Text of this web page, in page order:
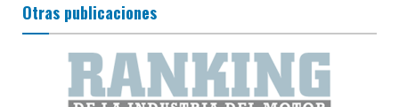
Otras publicaciones